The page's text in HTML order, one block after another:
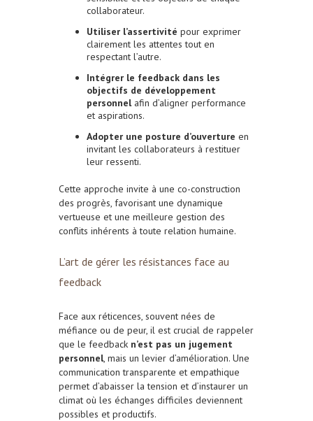
collaborateur.
Utiliser l’assertivité pour exprimer
clairement les attentes tout en
respectant l’autre.
Intégrer le feedback dans les
objectifs de développement
personnelafin d’aligner performance
et aspirations.
Adopter une posture d’ouverture en
invitant les collaborateurs à restituer
leur ressenti.
Cette approche invite à une co-construction
des progrès, favorisant une dynamique
vertueuse et une meilleure gestion des
conflits inhérents à toute relation humaine.
L’art de gérer les résistances face au
feedback
Face aux réticences, souvent nées de
méfiance ou de peur, il est crucial de rappeler
que le feedback n’est pas un jugement
personnel, mais un levier d’amélioration. Une
communication transparente et empathique
permet d’abaisser la tension et d’instaurer un
climat où les échanges difficiles deviennent
possibles et productifs.